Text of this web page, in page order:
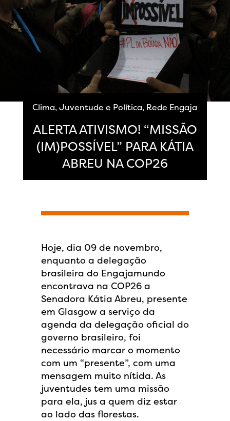
Clima,Juventude e Política, Rede Engaja
ALERTA ATIVISMO! “MISSÃO
(IM)POSSÍVEL” PARA KÁTIA
ABREU NA COP26
Hoje, dia 09 de novembro,
enquanto a delegação
brasileira do Engajamundo
encontrava na COP26 a
Senadora Kátia Abreu, presente
em Glasgow a serviço da
agenda da delegação oficial do
governo brasileiro, foi
necessário marcar o momento
com um “presente”, com uma
mensagem muito nítida. As
juventudes tem uma missão
para ela, jus a quem diz estar
ao lado das florestas.